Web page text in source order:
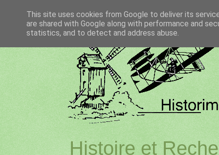
Histoire et
This site uses cookies from Google to deliver its
are shared with Google along with performance and
statistics, and to detect and address abuse.